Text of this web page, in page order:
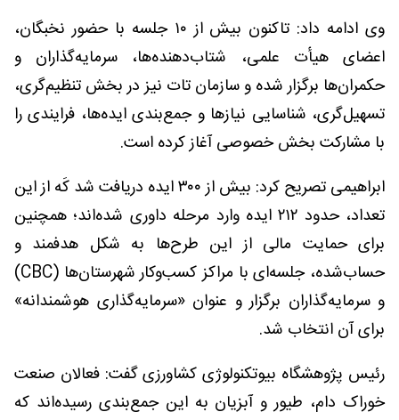
وی ادامه داد: تاکنون بیش از ۱۰ جلسه با حضور نخبگان،
اعضای هیأت علمی، شتاب‌دهنده‌ها، سرمایه‌گذاران و
حکمران‌ها برگزار شده و سازمان تات نیز در بخش تنظیم‌گری،
تسهیل‌گری، شناسایی نیازها و جمع‌بندی ایده‌ها، فرایندی را
با مشارکت بخش خصوصی آغاز کرده است.
ابراهیمی تصریح کرد: بیش از ۳۰۰ ایده دریافت شد کَه از این
تعداد، حدود ۲۱۲ ایده وارد مرحله داوری شده‌اند؛ همچنین
برای حمایت مالی از این طرح‌ها به شکل هدفمند و
حساب‌شده، جلسه‌ای با مراکز کسب‌وکار شهرستان‌ها (CBC)
و سرمایه‌گذاران برگزار و عنوان «سرمایه‌گذاری هوشمندانه»
برای آن انتخاب شد.
رئیس پژوهشگاه بیوتکنولوژی کشاورزی گفت: فعالان صنعت
خوراک دام، طیور و آبزیان به این جمع‌بندی رسیده‌اند که